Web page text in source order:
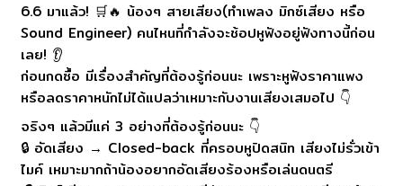
6.6 มาแล้ว! 🛒🔥 น้องๆ สายเสียง(ทำเพลง มิกซ์เสียง หรือ
Sound Engineer) คนไหนที่กำลังจะช้อปหูฟังอยู่ฟังทางนี้ก่อน
เลย! 👂
ก่อนกดซื้อ มีเรื่องสำคัญที่ต้องรู้ก่อนนะ เพราะหูฟังราคาแพง
หรือลดราคาหนักไม่ได้แปลว่าเหมาะกับงานเสียงเสมอไป 👇
จริงๆ แล้วมีแค่ 3 อย่างที่ต้องรู้ก่อนนะ 👇
🔒 อัดเสียง → Closed-back ที่ครอบหูปิดสนิท เสียงไม่รั่วเข้า
ไมค์ เหมาะมากถ้าน้องอยากอัดเสียงร้องหรือเล่นดนตรี